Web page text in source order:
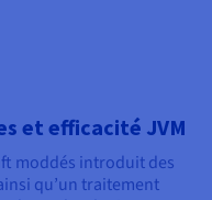
et efficacité JVM
moddés introduit des
qu’un traitement